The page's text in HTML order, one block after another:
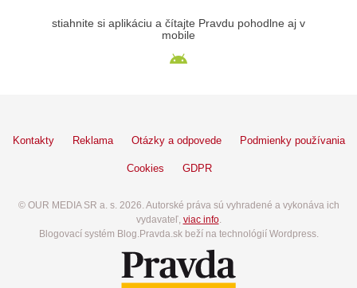
stiahnite si aplikáciu a čítajte Pravdu pohodlne aj v
mobile
Kontakty Reklama Otázky a odpovede Podmienky používania
Cookies GDPR
© OUR MEDIA SR a. s. 2026. Autorské práva sú vyhradené a vykonáva ich
vydavateľ, viac info.
Blogovací systém Blog.Pravda.sk beží na technológií Wordpress.